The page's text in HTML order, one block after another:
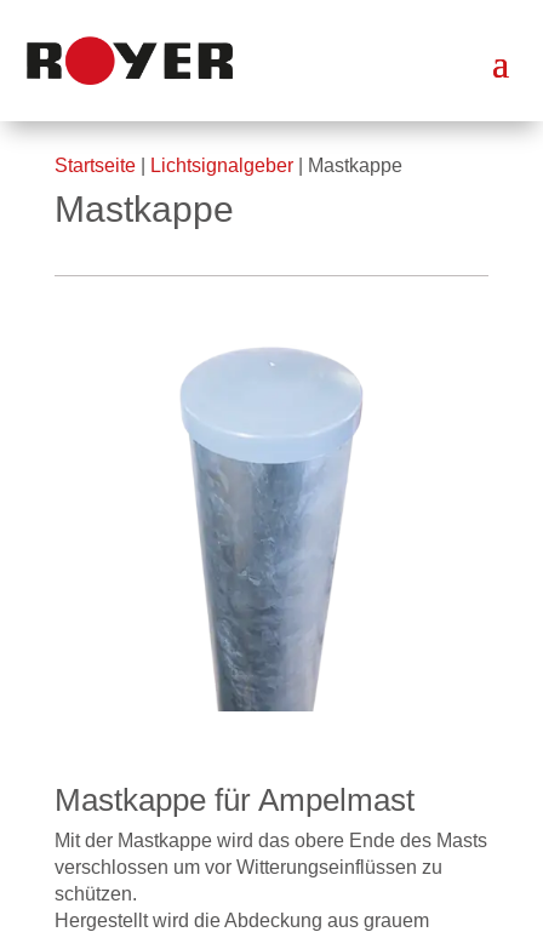
Startseite| Lichtsignalgeber| Mastkappe
Mastkappe
Mastkappe für Ampelmast
Mit der Mastkappe wird das obere Ende des Masts
verschlossen um vor Witterungseinflüssen zu
schützen.
Hergestellt wird die Abdeckung aus grauem